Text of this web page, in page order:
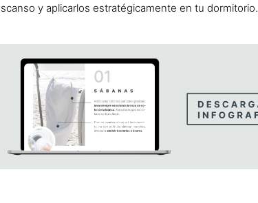
y aplicarlos estratégicamente en tu dormitorio.